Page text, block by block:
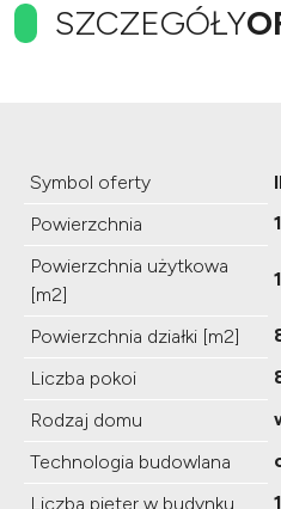
SZCZEGÓŁY
Symbol oferty
Powierzchnia
Powierzchnia użytkowa
[m2]
Powierzchnia działki [m2]
Liczba pokoi
Rodzaj domu
Technologia budowlana
Liczba pięter w budynku
1